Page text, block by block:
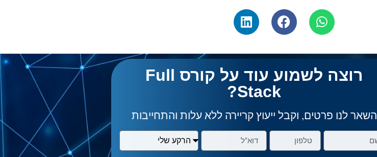
רוצה לשמוע עוד על קורס Full
Stack?
השאר לנו פרטים, וקבל ייעוץ קריירה ללא עלות והתחייבות